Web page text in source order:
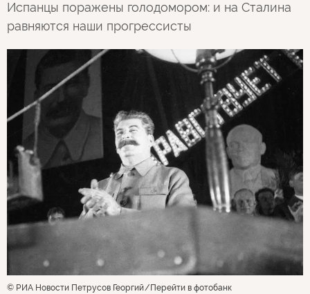
Испанцы поражены голодомором: и на Сталина
равняются наши прогрессисты
© РИА Новости Петрусов Георгий Перейти в фотобанк